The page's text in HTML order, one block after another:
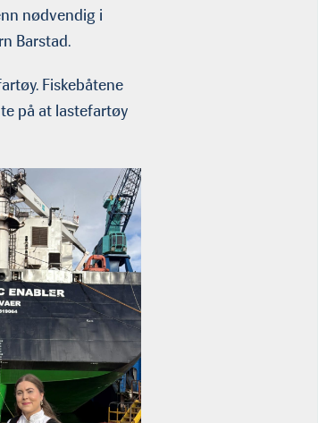
nødvendig i
Barstad.
Fiskebåtene
på at lastefartøy